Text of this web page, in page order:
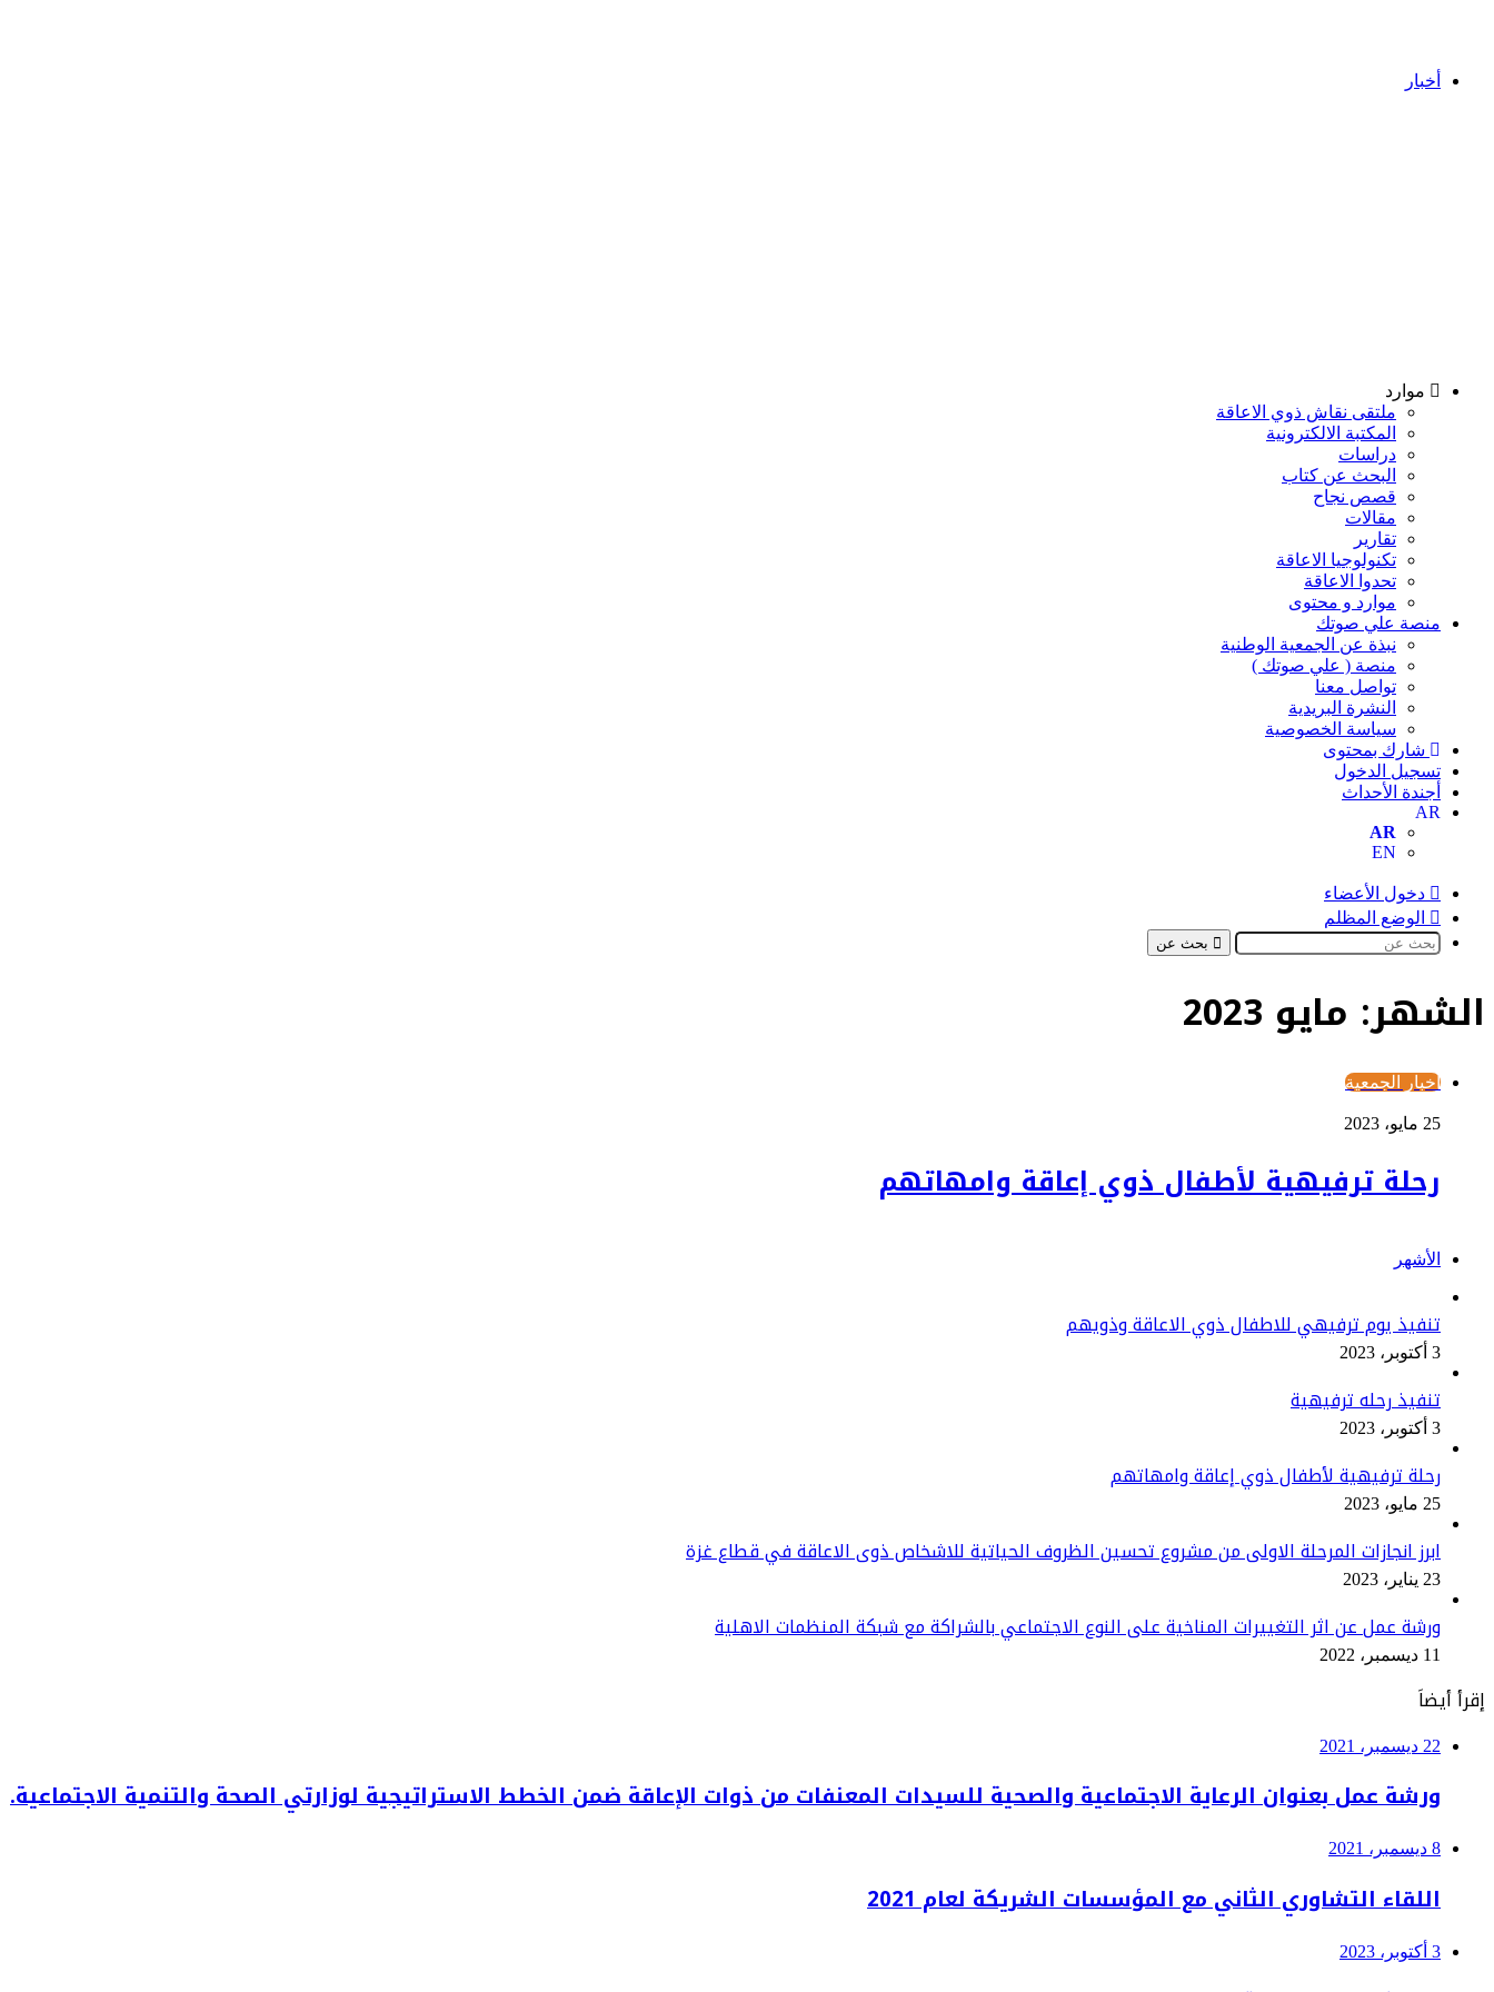
أخبار
موارد
ملتقى نقاش ذوي الاعاقة
المكتبة الالكترونية
دراسات
البحث عن كتاب
قصص نجاح
مقالات
تقارير
تكنولوجيا الاعاقة
تحدوا الاعاقة
موارد و محتوى
منصة علي صوتك
نبذة عن الجمعية الوطنية
منصة ( علي صوتك )
تواصل معنا
النشرة البريدية
سياسة الخصوصية
شارك بمحتوى
تسجيل الدخول
أجندة الأحداث
AR
AR
EN
دخول الأعضاء
الوضع المظلم
بحث عن
الشهر: مايو 2023
أخبار الجمعية
25 مايو، 2023
رحلة ترفيهية لأطفال ذوي إعاقة وامهاتهم
الأشهر
تنفيذ يوم ترفيهي للاطفال ذوي الاعاقة وذويهم
3 أكتوبر، 2023
تنفيذ رحله ترفيهية
3 أكتوبر، 2023
رحلة ترفيهية لأطفال ذوي إعاقة وامهاتهم
25 مايو، 2023
ابرز انجازات المرحلة الاولى من مشروع تحسين الظروف الحياتية للاشخاص ذوى الاعاقة في قطاع غزة
23 يناير، 2023
ورشة عمل عن اثر التغييرات المناخية على النوع الاجتماعي بالشراكة مع شبكة المنظمات الاهلية
11 ديسمبر، 2022
إقرأ أيضاَ
22 ديسمبر، 2021
ورشة عمل بعنوان الرعاية الاجتماعية والصحية للسيدات المعنفات من ذوات الإعاقة ضمن الخطط الاستراتيجية لوزارتي الصحة والتنمية الاجتماعية.
8 ديسمبر، 2021
اللقاء التشاوري الثاني مع المؤسسات الشريكة لعام 2021
3 أكتوبر، 2023